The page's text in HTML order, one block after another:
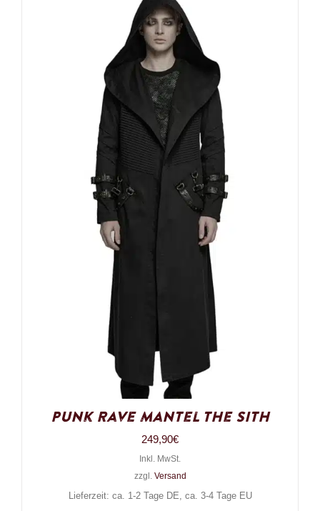
Punk Rave Mantel The Sith
249,90€
Inkl. MwSt.
zzgl. Versand
Lieferzeit: ca. 1-2 Tage DE, ca. 3-4 Tage EU